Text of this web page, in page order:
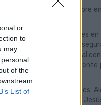
or
to
may
of the
List of
el día 4 de diciembre
para automóviles en
facilitar, de manera
manera, se permite al
limitado, aunque suficiente
ubicarán en las calles
Santa Teresa de